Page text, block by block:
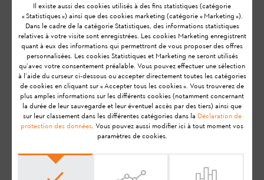
Est-ce que le
revendeur
spécialisé reçoit
un message
lorsque j'édite un
plan de
maintenance pour
mes machines ?
STIHL Connected
Dernière
mise à
jour:
11-09-
20
FAQ
Utilisation
Il existe aussi des cookies utilisés à des fins statistiques (catégorie
« Statistiques ») ainsi que des cookies marketing (catégorie « Marketing »).
Dans le cadre de la catégorie Statistiques, des informations statistiques
relatives à votre visite sont enregistrées. Les cookies Marketing enregistrent
quant à eux des informations qui permettront de vous proposer des offres
personnalisées. Les cookies Statistiques et Marketing ne seront utilisés
qu’avec votre consentement préalable. Vous pouvez effectuer une sélection
à l’aide du curseur ci-dessous ou accepter directement toutes les catégories
de cookies en cliquant sur « Accepter tous les cookies ». Vous trouverez de
plus amples informations sur les différents cookies (notamment concernant
la durée de leur sauvegarde et leur éventuel accès par des tiers) ainsi que
sur leur classement dans les différentes catégories dans la Déclaration de
protection des données. Vous pouvez aussi modifier ici à tout moment vos
paramètres de cookies.